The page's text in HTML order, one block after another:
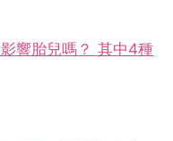
響胎兒嗎？ 其中4種